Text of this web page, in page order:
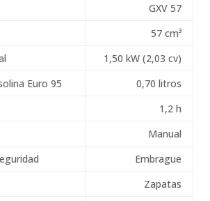
GXV 57
57 cm³
1,50 kW (2,03 cv)
Euro 95
0,70 litros
1,2 h
Manual
Embrague
Zapatas